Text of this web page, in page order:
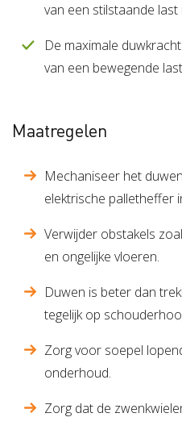
van een stilstaande last
De maximale
van een bewegende
Maatregelen
Mechaniseer het
elektrische palletheffer
Verwijder obstakels
en ongelijke vloeren.
Duwen is beter dan
tegelijk op
Zorg voor soepel
onderhoud.
Zorg dat de